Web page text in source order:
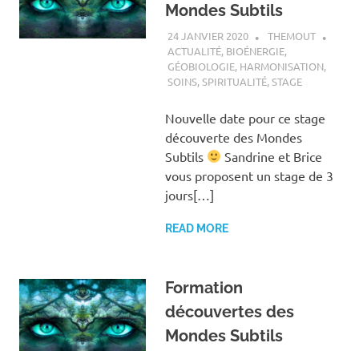
Mondes Subtils
24 JANVIER 2020
THEMOUT
ACTUALITÉ, BIOÉNERGIE,
GÉOBIOLOGIE, HARMONISATION,
SOINS,SPIRITUALITÉ,STAGE
Nouvelle date pour ce stage
découverte des Mondes
Subtils
Sandrine et Brice
vous proposent un stage de 3
jours[…]
READ MORE
Formation
découvertes des
Mondes Subtils